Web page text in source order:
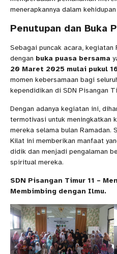
menerapkannya dalam
Penutupan dan Buka
Sebagai puncak acara, kegiatan
dengan buka puasa bersama
20 Maret 2025 mulai pukul
momen kebersamaan bagi
kependidikan di SDN Pisangan
Dengan adanya kegiatan ini,
termotivasi untuk meningkatkan
mereka selama bulan Ramadan.
Kilat ini memberikan manfaat
didik dan menjadi pengalaman
spiritual mereka.
SDN Pisangan Timur 11 –
Membimbing dengan Ilmu.